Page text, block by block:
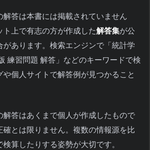
解答は本書には掲載されていません
ト上で有志の方が作成した解答集が公
があります。検索エンジンで「統計学
練習問題 解答」などのキーワードで検
や個人サイトで解答例が見つかること
解答はあくまで個人が作成したもので
確とは限りません。複数の情報源を比
算したりする姿勢が大切です。